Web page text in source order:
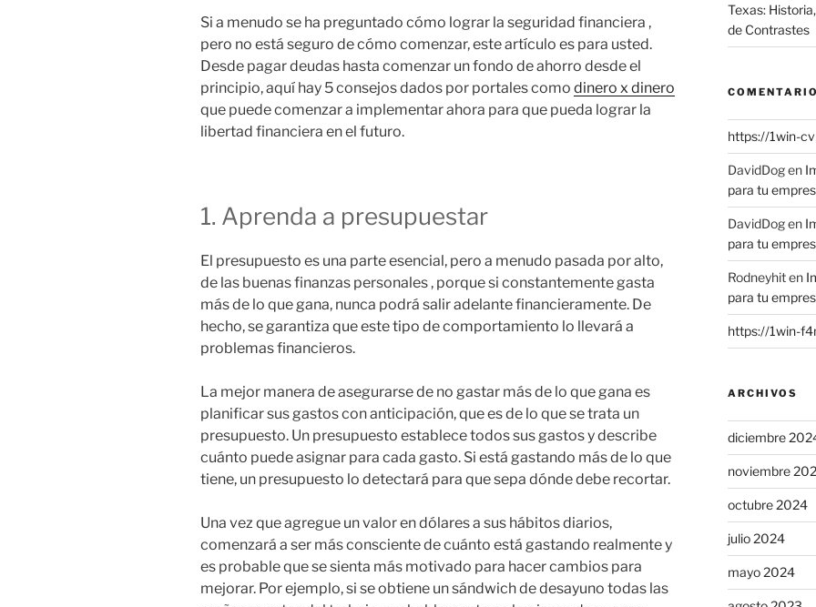
Si a menudo se ha preguntado cómo lograr la seguridad financiera ,
pero no está seguro de cómo comenzar, este artículo es para usted.
Desde pagar deudas hasta comenzar un fondo de ahorro desde el
principio, aquí hay 5 consejos dados por portales como dinero x dinero
que puede comenzar a implementar ahora para que pueda lograr la
libertad financiera en el futuro.
1. Aprenda a presupuestar
El presupuesto es una parte esencial, pero a menudo pasada por alto,
de las buenas finanzas personales , porque si constantemente gasta
más de lo que gana, nunca podrá salir adelante financieramente. De
hecho, se garantiza que este tipo de comportamiento lo llevará a
problemas financieros.
La mejor manera de asegurarse de no gastar más de lo que gana es
planificar sus gastos con anticipación, que es de lo que se trata un
presupuesto. Un presupuesto establece todos sus gastos y describe
cuánto puede asignar para cada gasto. Si está gastando más de lo que
tiene, un presupuesto lo detectará para que sepa dónde debe recortar.
Una vez que agregue un valor en dólares a sus hábitos diarios,
comenzará a ser más consciente de cuánto está gastando realmente y
es probable que se sienta más motivado para hacer cambios para
mejorar. Por ejemplo, si se obtiene un sándwich de desayuno todas las
Texas:
de Contrastes
https://1win-
DavidDogen
para tu
DavidDogen
para tu
Rodneyhiten
para tu
https://1win-
ARCHIVOS
diciembre
noviembre
octubre 2024
julio 2024
mayo 2024